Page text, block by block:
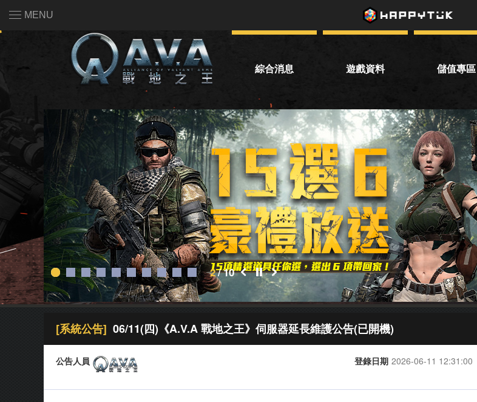
MENU
綜合消息
系統公告
熱門話題投票
遊戲資料
下載遊戲
儲值專區
VIP儲值
轉點專區
兌換優惠券
2/10
[系統公告] 06/11(四)《A.V.A 戰地之王》伺服器延長維護公告(已開機)
公告人員 登錄日期 2026-06-11 12:31:00